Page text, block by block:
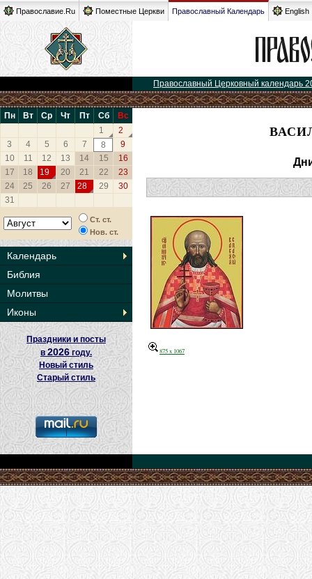
Православие.Ru Поместные Церкви Православный Календарь English
Православный Церковный календарь
Пн Вт Ср Чт Пт Сб
Вс
1
2
3
4 5 6 7 8
9
10
11 12 13 14 15
16
17
18 19 20 21 22
23
24
25 26 27 28 29
30
31
Ст. ст.
Нов. ст.
Календарь
Библия
Молитвы
Иконы
Праздники и посты
в2026 году.
Новый стиль
Старый стиль
875 x 1067